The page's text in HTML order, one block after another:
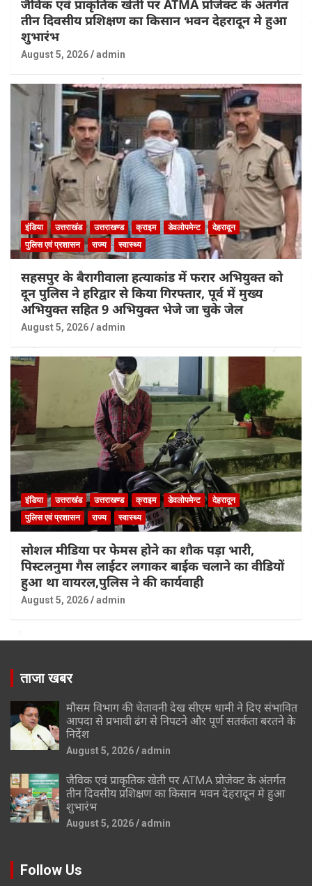
जैविक एवं प्राकृतिक खेती पर ATMA प्रोजेक्ट के अंतर्गत
तीन दिवसीय प्रशिक्षण का किसान भवन देहरादून मे हुआ
शुभारंभ
August 5, 2026 admin
इंडिया उत्तराखंड उत्तराखण्ड क्राइम डेवलोपमेन्ट
देहरादून
पुलिस एवं प्रशासन
राज्य स्वास्थ्य
सहसपुर के बैरागीवाला हत्याकांड में फरार अभियुक्त को
दून पुलिस ने हरिद्वार से किया गिरफ्तार, पूर्व में मुख्य
अभियुक्त सहित 9 अभियुक्त भेजे जा चुके जेल
August 5, 2026 admin
इंडिया उत्तराखंड उत्तराखण्ड क्राइम डेवलोपमेन्ट
देहरादून
पुलिस एवं प्रशासन
राज्य स्वास्थ्य
सोशल मीडिया पर फेमस होने का शौक पड़ा भारी,
पिस्टलनुमा गैस लाईटर लगाकर बाईक चलाने का वीडियों
हुआ था वायरल,पुलिस ने की कार्यवाही
August 5, 2026 admin
ताजा खबर
मौसम विभाग की चेतावनी देख सीएम धामी ने दिए संभावित
आपदा से प्रभावी ढंग से निपटने और पूर्ण सतर्कता बरतने के
निर्देश
August 5, 2026 admin
जैविक एवं प्राकृतिक खेती पर ATMA प्रोजेक्ट के अंतर्गत
तीन दिवसीय प्रशिक्षण का किसान भवन देहरादून मे हुआ
शुभारंभ
August 5, 2026 admin
Follow Us